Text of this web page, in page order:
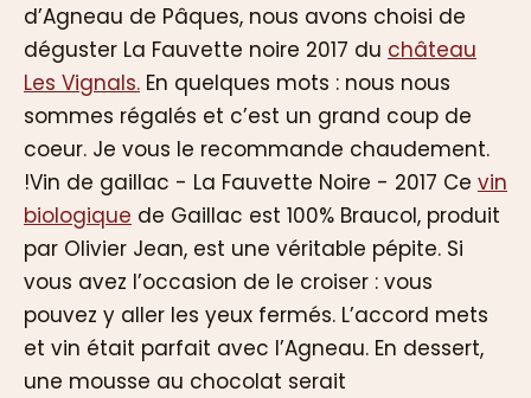
d’Agneau de Pâques, nous avons choisi de
déguster La Fauvette noire 2017 du château
Les Vignals. En quelques mots : nous nous
sommes régalés et c’est un grand coup de
coeur. Je vous le recommande chaudement.
!Vin de gaillac - La Fauvette Noire - 2017 Ce vin
biologique de Gaillac est 100% Braucol, produit
par Olivier Jean, est une véritable pépite. Si
vous avez l’occasion de le croiser : vous
pouvez y aller les yeux fermés. L’accord mets
et vin était parfait avec l’Agneau. En dessert,
une mousse au chocolat serait